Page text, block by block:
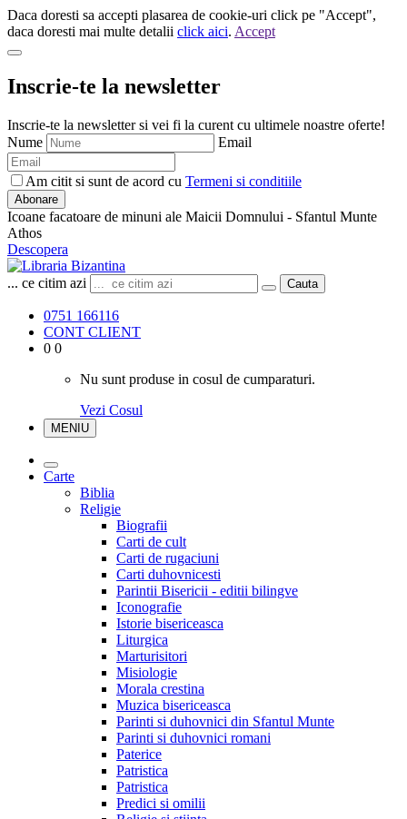
Daca doresti sa accepti plasarea de cookie-uri click pe "Accept",
daca doresti mai multe detalii click aici. Accept
Inscrie-te la newsletter
Inscrie-te la newsletter si vei fi la curent cu ultimele noastre oferte!
Nume
Email
Am citit si sunt de acord cu Termeni si conditiile
Abonare
Icoane facatoare de minuni ale Maicii Domnului - Sfantul Munte
Athos
Descopera
... ce citim azi Cauta
0751 166116
CONT CLIENT
0 0
Nu sunt produse in cosul de cumparaturi.
Vezi Cosul
MENIU
Carte
Biblia
Religie
Biografii
Carti de cult
Carti de rugaciuni
Carti duhovnicesti
Parintii Bisericii - editii bilingve
Iconografie
Istorie bisericeasca
Liturgica
Marturisitori
Misiologie
Morala crestina
Muzica bisericeasca
Parinti si duhovnici din Sfantul Munte
Parinti si duhovnici romani
Paterice
Patristica
Patristica
Predici si omilii